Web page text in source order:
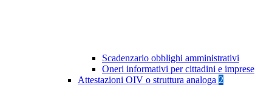
Scadenzario obblighi amministrativi
Oneri informativi per cittadini e imprese
Attestazioni OIV o struttura analoga 2